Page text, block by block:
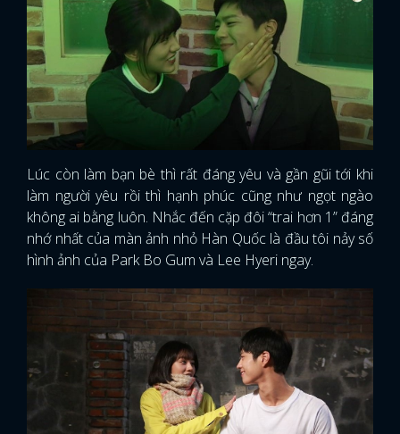
Lúc còn làm bạn bè thì rất đáng yêu và gần gũi tới khi
làm người yêu rồi thì hạnh phúc cũng như ngọt ngào
không ai bằng luôn. Nhắc đến cặp đôi “trai hơn 1” đáng
nhớ nhất của màn ảnh nhỏ Hàn Quốc là đầu tôi nảy số
hình ảnh của Park Bo Gum và Lee Hyeri ngay.